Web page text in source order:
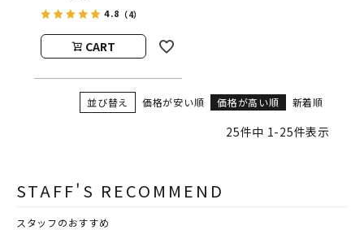
4.8 （4）
CART
並び替え 価格が安い順 価格が高い順 新着順
25件中 1-25件表示
STAFF'S RECOMMEND
スタッフのおすすめ